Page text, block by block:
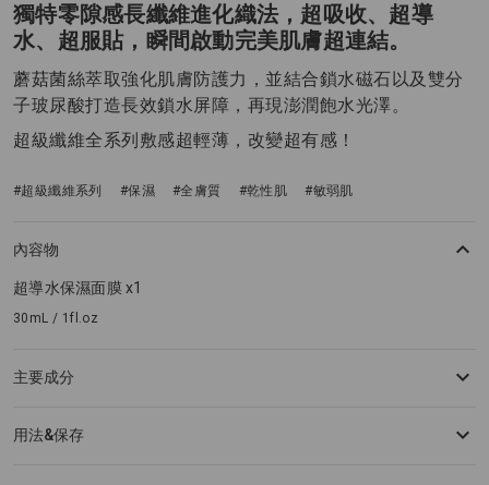
獨特零隙感長纖維進化織法，超吸收、超導
水、超服貼，瞬間啟動完美肌膚超連結。
蘑菇菌絲萃取強化肌膚防護力，並結合鎖水磁石以及雙分
子玻尿酸打造長效鎖水屏障，再現澎潤飽水光澤。
超級纖維全系列敷感超輕薄，改變超有感！
#超級纖維系列 #保濕 #全膚質 #乾性肌 #敏弱肌
內容物
超導水保濕面膜 x1
30mL / 1fl.oz
主要成分
用法&保存